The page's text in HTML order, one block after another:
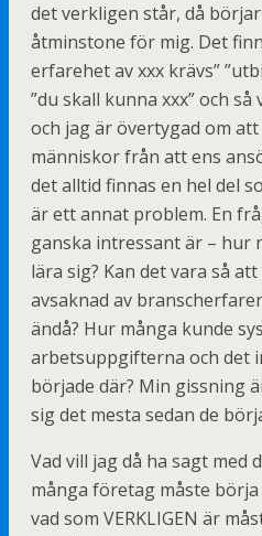
det verkligen står, då
åtminstone för mig. Det
erfarehet av xxx krävs”
”du skall kunna xxx” och
och jag är övertygad om
människor från att ens
det alltid finnas en hel del
är ett annat problem. En
ganska intressant är – hur
lära sig? Kan det vara så
avsaknad av
ändå? Hur många kunde
arbetsuppgifterna och det
började där? Min gissning
sig det mesta sedan de
Vad vill jag då ha sagt med
många företag måste
vad som VERKLIGEN är